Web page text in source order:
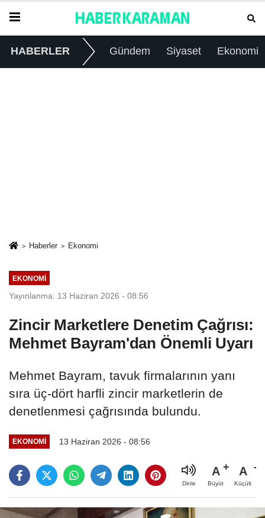
HABERLER Gündem Siyaset Ekonomi
Haberler Ekonomi
EKONOMI
Yayınlanma: 13 Haziran 2026 - 08:56
Zincir Marketlere Denetim Çağrısı:
Mehmet Bayram'dan Önemli Uyarı
Mehmet Bayram, tavuk firmalarının yanı
sıra üç-dört harfli zincir marketlerin de
denetlenmesi çağrısında bulundu.
EKONOMI 13 Haziran 2026 - 08:56
Dinle
A
Büyüt
A
Küçült